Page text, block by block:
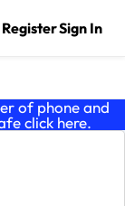
RegisterSign In
of phone and
click here.